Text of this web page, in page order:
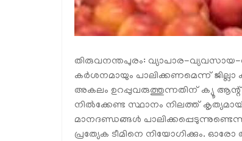
തിരുവനന്തപുരം: വ്യാപാര-
കര്‍ശനമായും പാലിക്കണമെന്ന്
അകലം ഉറപ്പുവരുത്തുന്നതിന് ക്യൂ
നില്‍ക്കേണ്ട സ്ഥാനം നിലത്ത്
മാനദണ്ഡങ്ങള്‍
പ്രത്യേക ടീമിനെ നിയോഗിക്കും.